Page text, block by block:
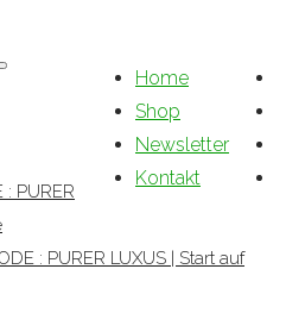
Home
Shop
Newsletter
Kontakt
: PURER
: PURER LUXUS | Start auf